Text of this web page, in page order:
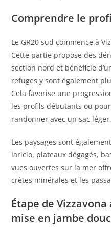
Comprendre le
Le GR20 sud commence à
Cette partie propose des
section nord et bénéficie
refuges y sont également
Cela favorise une
les profils débutants ou
randonner avec un sac léger.
Les paysages sont
laricio, plateaux dégagés,
vues ouvertes sur la mer
crêtes minérales et les
Étape de
mise en jambe